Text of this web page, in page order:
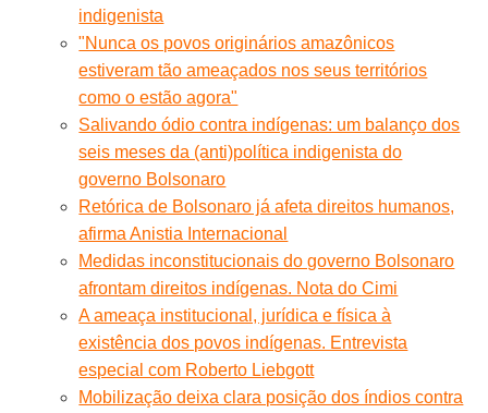
indigenista
"Nunca os povos originários amazônicos
estiveram tão ameaçados nos seus territórios
como o estão agora"
Salivando ódio contra indígenas: um balanço dos
seis meses da (anti)política indigenista do
governo Bolsonaro
Retórica de Bolsonaro já afeta direitos humanos,
afirma Anistia Internacional
Medidas inconstitucionais do governo Bolsonaro
afrontam direitos indígenas. Nota do Cimi
A ameaça institucional, jurídica e física à
existência dos povos indígenas. Entrevista
especial com Roberto Liebgott
Mobilização deixa clara posição dos índios contra